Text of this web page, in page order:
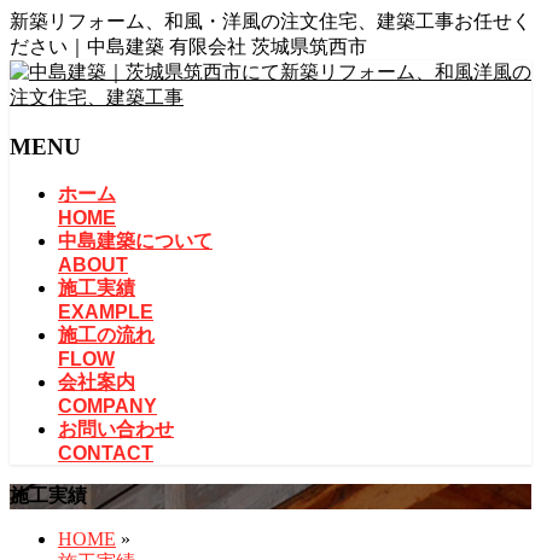
新築リフォーム、和風・洋風の注文住宅、建築工事お任せく
ださい｜中島建築 有限会社 茨城県筑西市
MENU
ホーム
HOME
中島建築について
ABOUT
施工実績
EXAMPLE
施工の流れ
FLOW
会社案内
COMPANY
お問い合わせ
CONTACT
施工実績
HOME »